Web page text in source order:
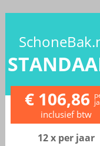
€ 106,86
inclusief btw
12 x per jaar